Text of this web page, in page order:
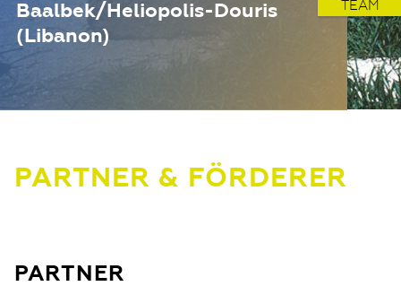
Baalbek/Heliopolis-Douris
(Libanon)
TEAM
PARTNER & FÖRDERER
PARTNER